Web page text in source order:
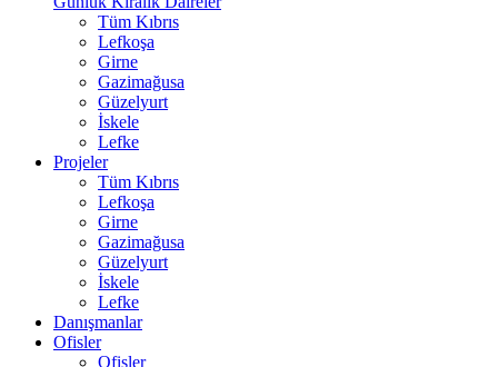
Tüm Kıbrıs
Lefkoşa
Girne
Gazimağusa
Güzelyurt
İskele
Lefke
Projeler
Tüm Kıbrıs
Lefkoşa
Girne
Gazimağusa
Güzelyurt
İskele
Lefke
Danışmanlar
Ofisler
Ofisler